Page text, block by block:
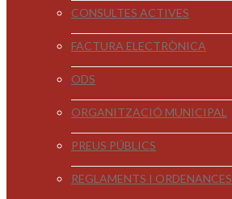
CONSULTES ACTIVES
FACTURA ELECTRÒNICA
ODS
ORGANITZACIÓ MUNICIPAL
PREUS PÚBLICS
REGLAMENTS I ORDENANCES